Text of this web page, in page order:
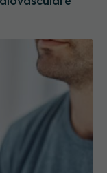
Doar